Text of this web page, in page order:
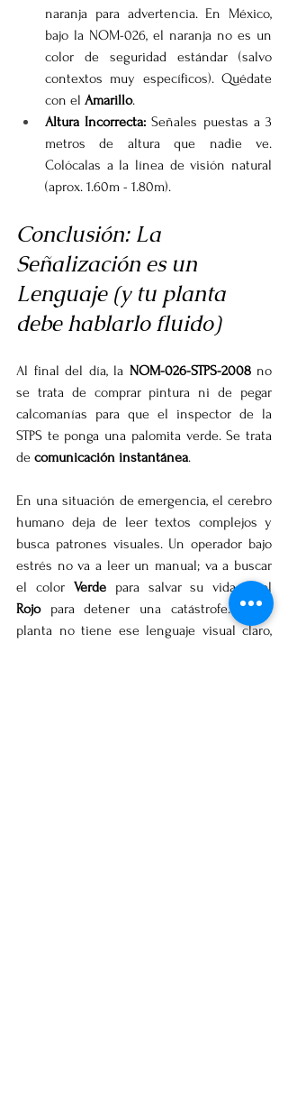
naranja para advertencia. En México,
bajo la NOM-026, el naranja no es un
color de seguridad estándar (salvo
contextos muy específicos). Quédate
con el Amarillo.
Altura Incorrecta: Señales puestas a 3
metros de altura que nadie ve.
Colócalas a la línea de visión natural
(aprox. 1.60m - 1.80m).
Conclusión: La
Señalización es un
Lenguaje (y tu planta
debe hablarlo fluido)
Al final del día, la NOM-026-STPS-2008 no
se trata de comprar pintura ni de pegar
calcomanías para que el inspector de la
STPS te ponga una palomita verde. Se trata
de comunicación instantánea.
En una situación de emergencia, el cerebro
humano deja de leer textos complejos y
busca patrones visuales. Un operador bajo
estrés no va a leer un manual; va a buscar
el color Verde
Rojo para detener una catástrofe. Si tu
planta no tiene ese lenguaje visual claro,